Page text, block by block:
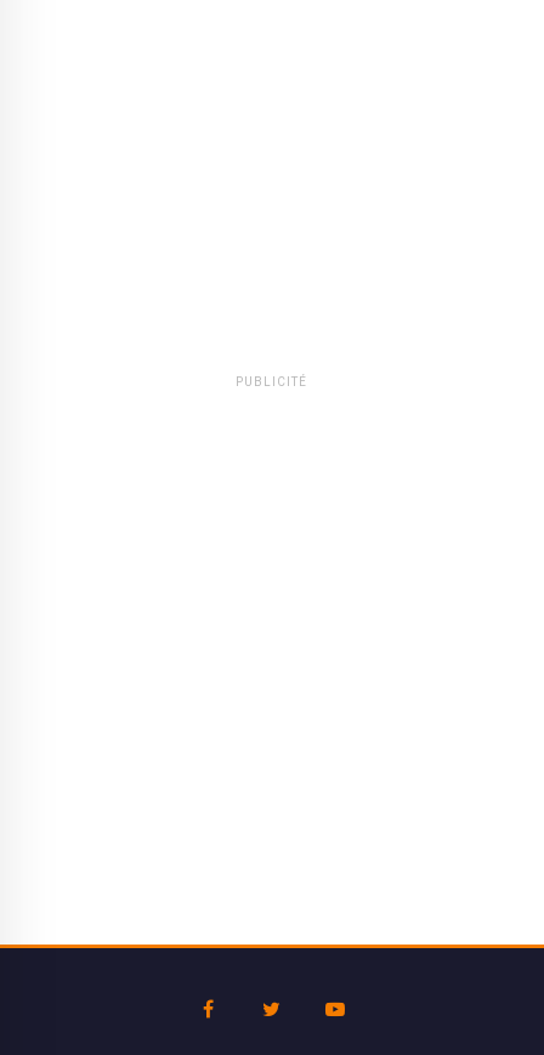
PUBLICITÉ